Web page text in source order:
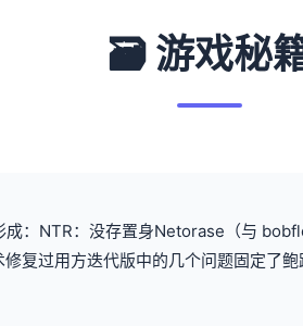
🗃️ 游戏秘
：NTR：没存置身Netorase（与
复过用方迭代版中的几个问题固定了